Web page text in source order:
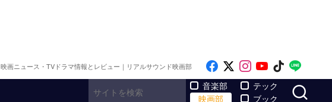
映画ニュース・TVドラマ情報とレビュー｜リアルサウンド映画部 Like on Facebook
Follow on x
Follow on
Follow on
Follow
音楽部
映画部
テック
ブック